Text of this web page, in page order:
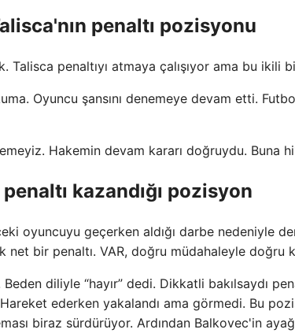
penaltı pozisyonu
Talisca penaltıyı atmaya çalışıyor ama bu ikili
Oyuncu şansını denemeye devam etti.
Hakemin devam kararı doğruydu. Buna
kazandığı pozisyon
oyuncuyu geçerken aldığı darbe nedeniyle
net bir penaltı. VAR, doğru müdahaleyle doğru
diliyle “hayır” dedi. Dikkatli bakılsaydı
ederken yakalandı ama görmedi. Bu
biraz sürdürüyor. Ardından Balkovec'in